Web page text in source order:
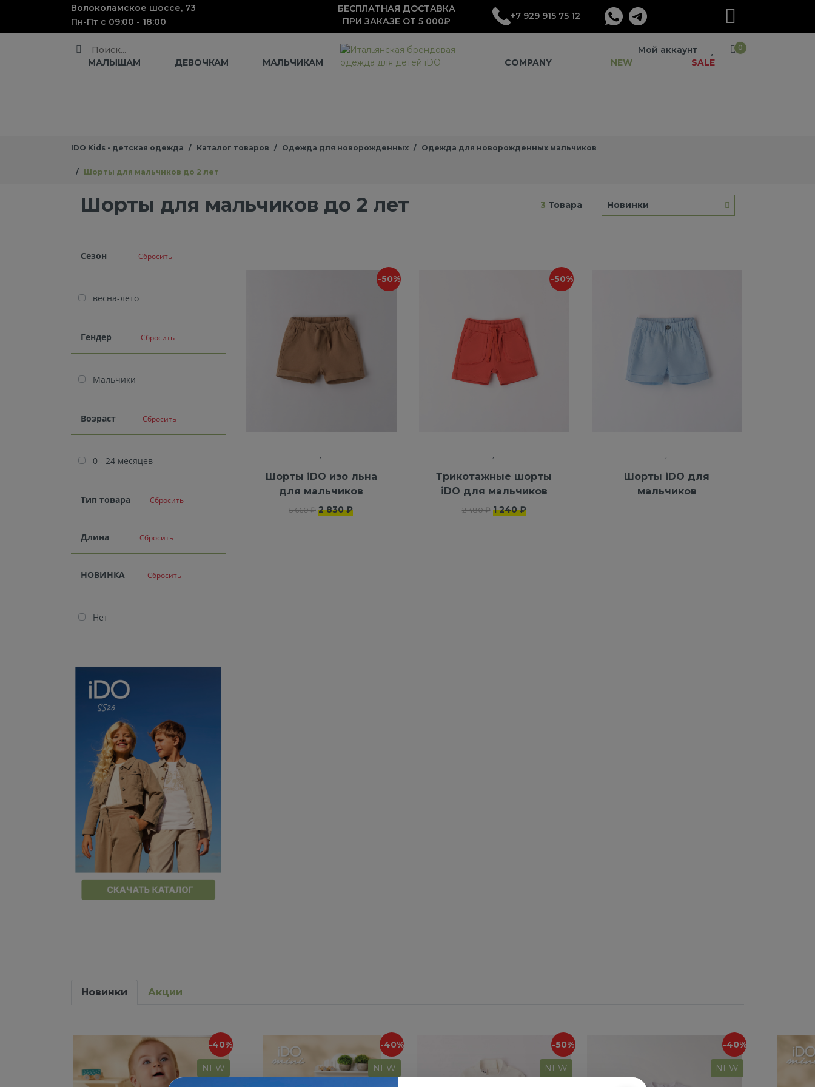
Волоколамское шоссе, 73
Пн-Пт с 09:00 - 18:00
БЕСПЛАТНАЯ ДОСТАВКА
ПРИ ЗАКАЗЕ ОТ 5 000₽
+7 929 915 75 12
Поиск Мой аккаунт 0
МАЛЫШАМ ДЕВОЧКАМ МАЛЬЧИКАМ COMPANY NEW SALE
IDO Kids - детская одежда Каталог товаров Одежда для новорожденных Одежда для новорожденных мальчиков
Шорты для мальчиков до 2 лет
Шорты для мальчиков до 2 лет 3 Товара Новинки
Cезон Сбросить
весна-лето
Гендер Сбросить
Мальчики
Возраст Сбросить
0 - 24 месяцев
Тип товара Сбросить
Длина Сбросить
НОВИНКА Сбросить
Нет
-50%
Шорты iDO изо льна
для мальчиков
5 660 ₽ 2 830 ₽
-50%
Трикотажные шорты
iDO для мальчиков
2 480 ₽ 1 240 ₽
Шорты iDO для
мальчиков
Новинки Акции
-40%
NEW
-40%
NEW
-50%
NEW
-40%
NEW